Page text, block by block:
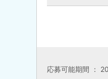
応募可能期間 ：